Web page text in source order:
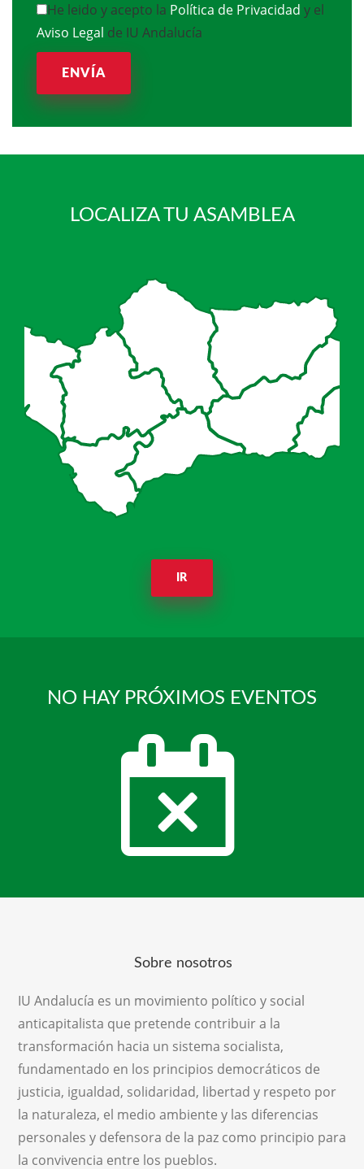
He leido y acepto la Política de Privacidad y el
Aviso Legal de IU Andalucía
ENVÍA
LOCALIZA TU ASAMBLEA
IR
NO HAY PRÓXIMOS EVENTOS
Sobre nosotros
IU Andalucía es un movimiento político y social
anticapitalista que pretende contribuir a la
transformación hacia un sistema socialista,
fundamentado en los principios democráticos de
justicia, igualdad, solidaridad, libertad y respeto por
la naturaleza, el medio ambiente y las diferencias
personales y defensora de la paz como principio para
la convivencia entre los pueblos.